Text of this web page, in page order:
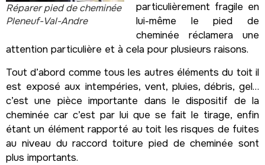
Réparer pied de cheminée
Pleneuf-Val-Andre
particulièrement fragile en
lui-même le pied de
cheminée réclamera une
attention particulière et à cela pour plusieurs raisons.
Tout d’abord comme tous les autres éléments du toit il
est exposé aux intempéries, vent, pluies, débris, gel…
c’est une pièce importante dans le dispositif de la
cheminée car c’est par lui que se fait le tirage, enfin
étant un élément rapporté au toit les risques de fuites
au niveau du raccord toiture pied de cheminée sont
plus importants.